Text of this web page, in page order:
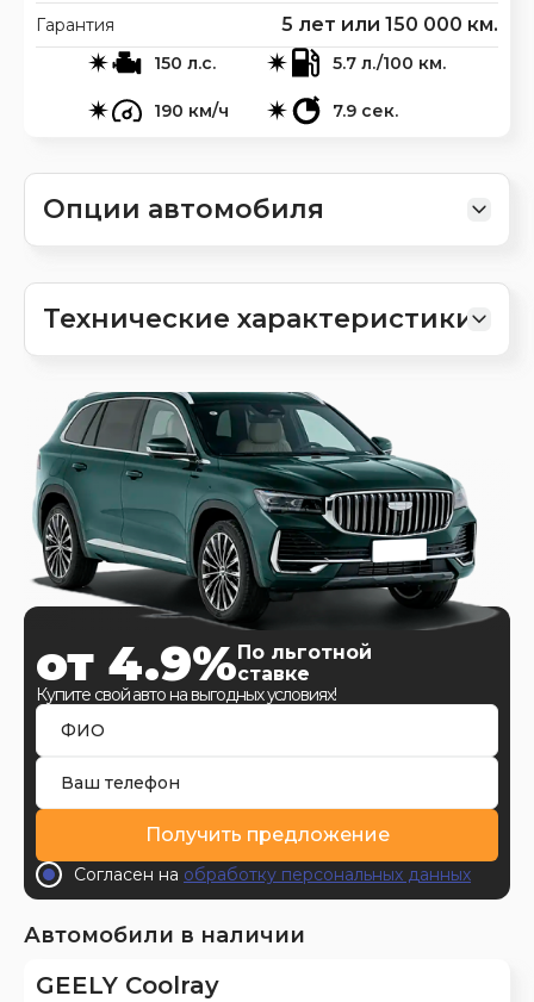
150 л.с. 5.7 л./100 км.
190 км/ч 7.9 сек.
Гарантия 5 лет или 150 000 км.
Опции автомобиля
Технические характеристики
от 4.9% По льготной
ставке
Купите свой авто на выгодных условиях!
Получить предложение
Согласен на обработку персональных данных
Автомобили в наличии
GEELY Coolray